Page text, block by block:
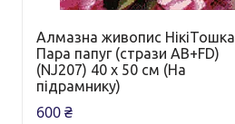
Алмазна живопис НікіТошка
Пара папуг (стрази AB+FD)
(NJ207) 40 х 50 см (На
підрамнику)
600 ₴